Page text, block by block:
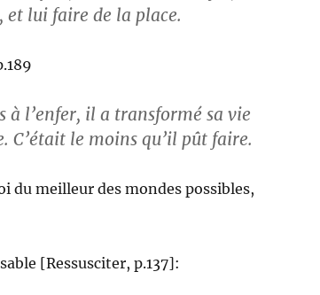
et lui faire de la place.
à l’enfer, il a transformé sa vie
C’était le moins qu’il pût faire.
du meilleur des mondes possibles,
[Ressusciter, p.137]: